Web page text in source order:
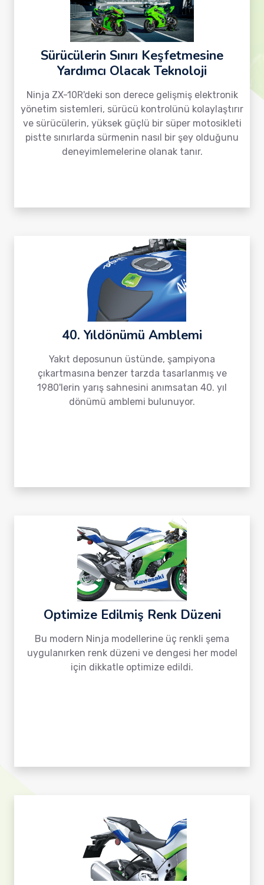
Sürücülerin Sınırı Keşfetmesine
Yardımcı Olacak Teknoloji
Ninja ZX-10R'deki son derece gelişmiş elektronik
yönetim sistemleri, sürücü kontrolünü kolaylaştırır
ve sürücülerin, yüksek güçlü bir süper motosikleti
pistte sınırlarda sürmenin nasıl bir şey olduğunu
deneyimlemelerine olanak tanır.
40. Yıldönümü Amblemi
Yakıt deposunun üstünde, şampiyona
çıkartmasına benzer tarzda tasarlanmış ve
1980'lerin yarış sahnesini anımsatan 40. yıl
dönümü amblemi bulunuyor.
Optimize Edilmiş Renk Düzeni
Bu modern Ninja modellerine üç renkli şema
uygulanırken renk düzeni ve dengesi her model
için dikkatle optimize edildi.